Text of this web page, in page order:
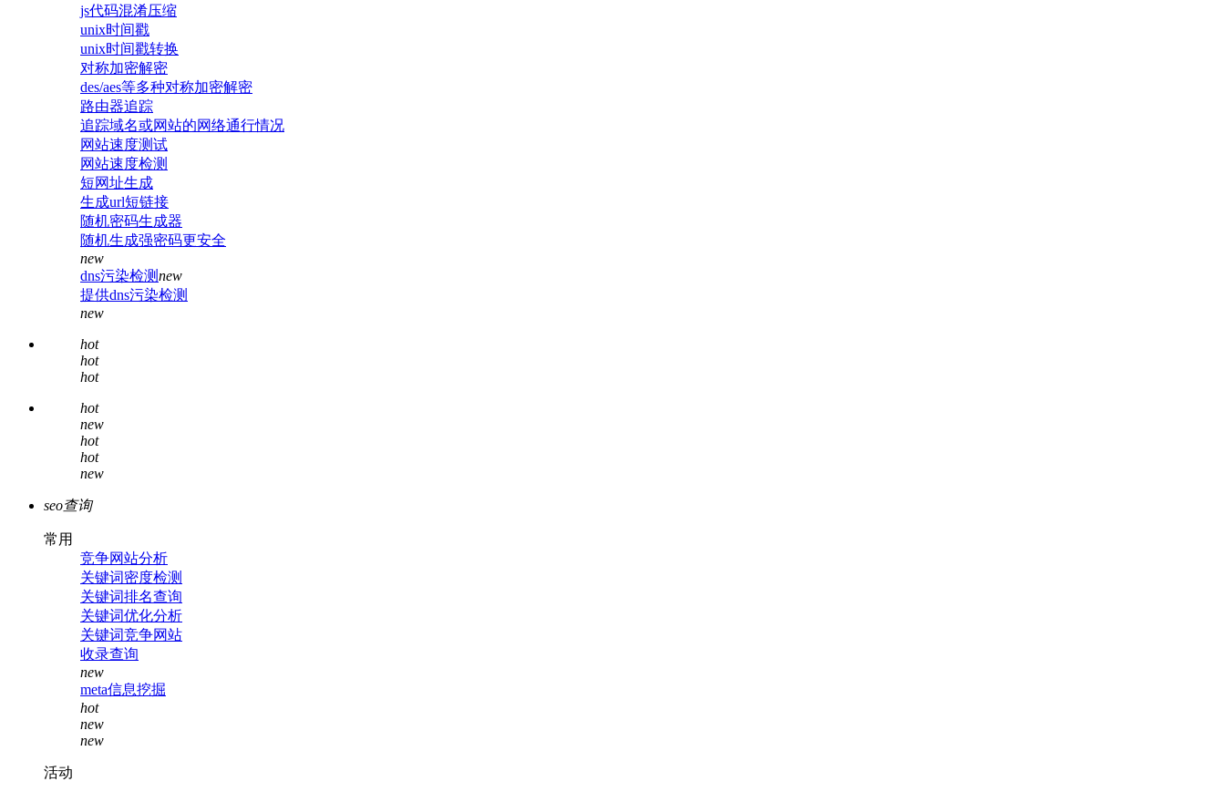
js代码混淆压缩
unix时间戳
unix时间戳转换
对称加密解密
des/aes等多种对称加密解密
路由器追踪
追踪域名或网站的网络通行情况
网站速度测试
网站速度检测
短网址生成
生成url短链接
随机密码生成器
随机生成强密码更安全
new
dns污染检测new
提供dns污染检测
new
hot
hot
hot
hot
new
hot
hot
new
seo查询
常用
竞争网站分析
关键词密度检测
关键词排名查询
关键词优化分析
关键词竞争网站
收录查询
new
meta信息挖掘
hot
new
new
活动